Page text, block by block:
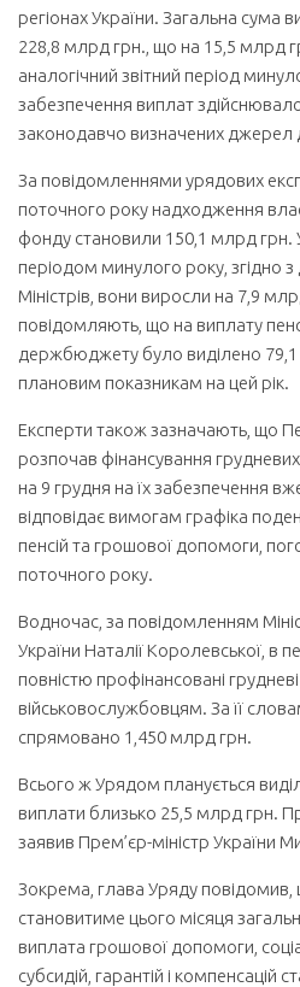
регіонах України. Загальна сума
228,8 млрд грн., що на 15,5 млрд
аналогічний звітний період
забезпечення виплат
законодавчо визначених джерел
За повідомленнями урядових
поточного року надходження
фонду становили 150,1 млрд грн.
періодом минулого року, згідно з
Міністрів, вони виросли на 7,9
повідомляють, що на виплату
держбюджету було виділено 79,1
плановим показникам на цей рік.
Експерти також зазначають, що
розпочав фінан­сування
на 9 грудня на їх забезпечення
відповідає вимогам графіка
пенсій та грошової допомоги,
поточного року.
Водночас, за повідомленням
України Наталії Коро­левської, в
повністю профінансовані
військовослужбовцям. За її
спрямовано 1,450 млрд грн.
Всього ж Урядом планується
виплати близько 25,5 млрд грн.
заявив Прем’єр-міністр України
Зокрема, глава Уряду повідомив,
становитиме цього місяця
виплата грошової допомоги,
субсидій, гарантій і